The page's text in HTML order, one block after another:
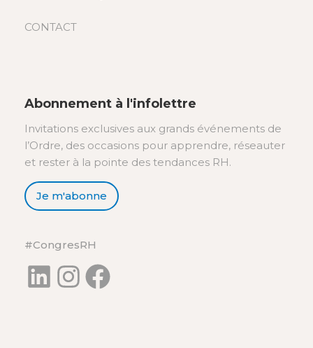
CONTACT
Abonnement à l'infolettre
Invitations exclusives aux grands événements de
l’Ordre, des occasions pour apprendre, réseauter
et rester à la pointe des tendances RH.
Je m'abonne
#CongresRH
LinkedIn Instagram Facebook